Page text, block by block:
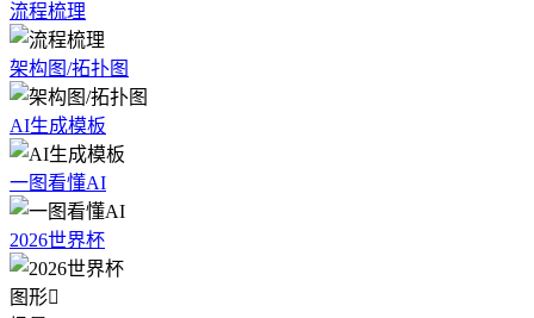
流程梳理
架构图/拓扑图
AI生成模板
一图看懂AI
2026世界杯
图形